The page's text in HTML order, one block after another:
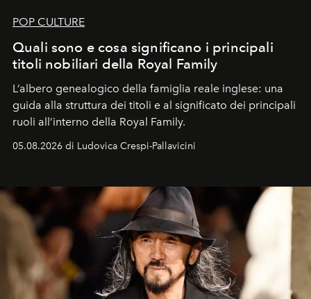
POP CULTURE
Quali sono e cosa significano i principali
titoli nobiliari della Royal Family
L’albero genealogico della famiglia reale inglese: una
guida alla struttura dei titoli e al significato dei principali
ruoli all’interno della Royal Family.
05.08.2026 di Ludovica Crespi-Pallavicini